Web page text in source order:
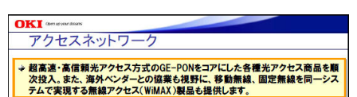
韓流・K-POP 韓国・芸能
音楽 スポーツ
グラビア ブログ
ライフTOP グルメ
ペット ショッピング
その他
リリース一覧
プッシュ通知の停止方法